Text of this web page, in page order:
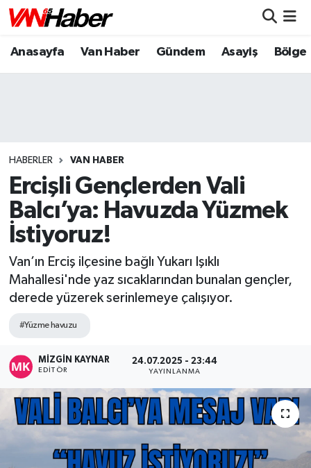
Anasayfa Van Haber Gündem Asayiş Bölge
HABERLER VAN HABER
Ercişli Gençlerden Vali
Balcı’ya: Havuzda Yüzmek
İstiyoruz!
Van’ın Erciş ilçesine bağlı Yukarı Işıklı
Mahallesi'nde yaz sıcaklarından bunalan gençler,
derede yüzerek serinlemeye çalışıyor.
#Yüzme havuzu
MİZGİN KAYNAR
EDITÖR
24.07.2025 - 23:44
YAYINLANMA
Nöbetçi Eczaneler
Puan Durumu ve Fikstür
Tüm Manşetler
Son Dakika Haberleri
Haber Arşivi